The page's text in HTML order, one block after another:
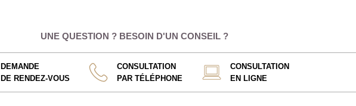
UNE QUESTION ? BESOIN D'UN CONSEIL ?
DEMANDE
DE RENDEZ-VOUS
CONSULTATION
PAR TÉLÉPHONE
CONSULTATION
EN LIGNE